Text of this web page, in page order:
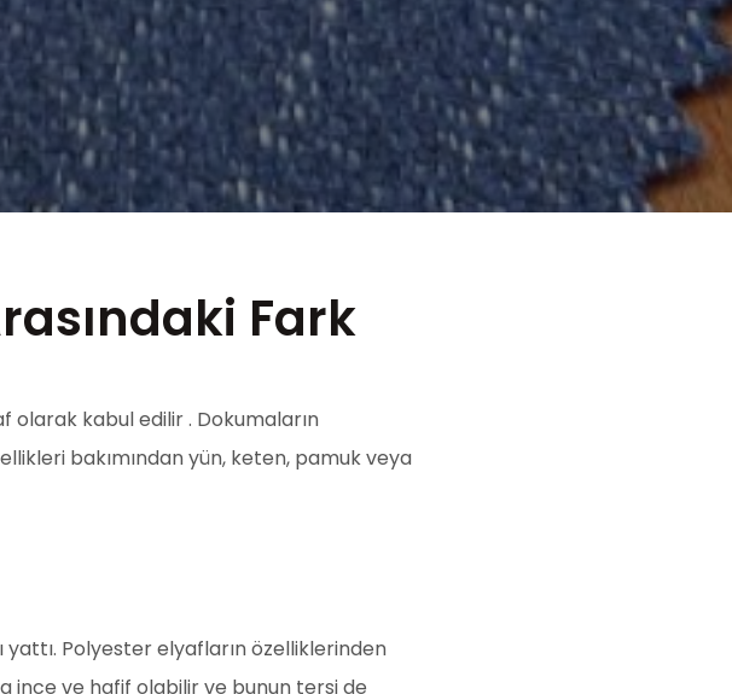
Fark
kabul edilir . Dokumaların
bakımından yün, keten, pamuk veya
Polyester elyafların özelliklerinden
ince ve hafif olabilir ve bunun tersi de